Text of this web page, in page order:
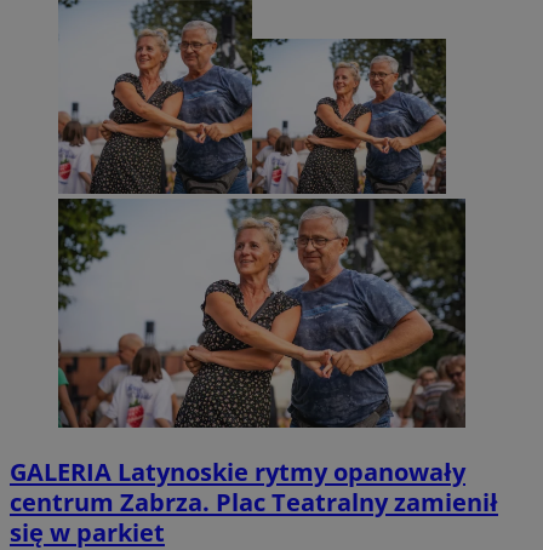
GALERIA Latynoskie rytmy opanowały
centrum Zabrza. Plac Teatralny zamienił
się w parkiet